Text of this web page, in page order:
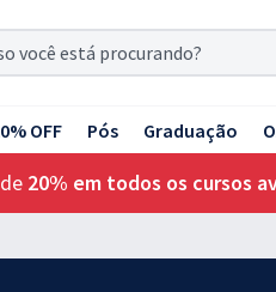
OFF Pós Graduação
20% em todos os cursos